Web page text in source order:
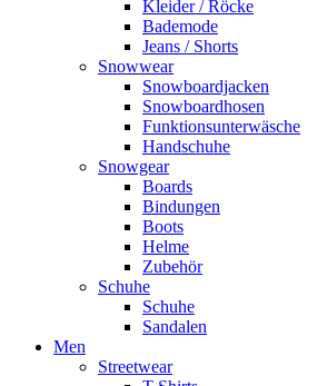
Kleider / Röcke
Bademode
Jeans / Shorts
Snowwear
Snowboardjacken
Snowboardhosen
Funktionsunterwäsche
Handschuhe
Snowgear
Boards
Bindungen
Boots
Helme
Zubehör
Schuhe
Schuhe
Sandalen
Men
Streetwear